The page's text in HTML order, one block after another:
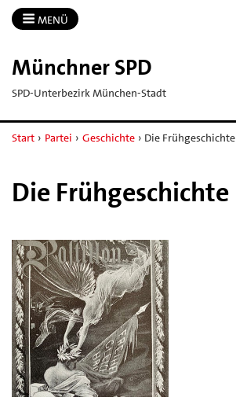
MENÜ
Münchner SPD
SPD-Unterbezirk München-Stadt
Start › Partei › Geschichte › Die Frühgeschichte
Die Frühgeschichte